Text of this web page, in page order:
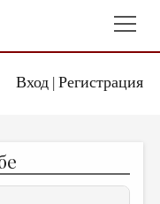
Вход| Регистрация